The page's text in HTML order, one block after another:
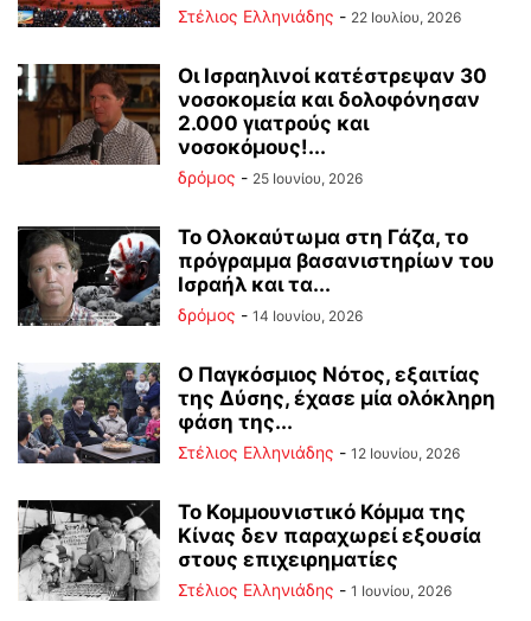
Στέλιος Ελληνιάδης - 22 Ιουλίου, 2026
Οι Ισραηλινοί κατέστρεψαν 30
νοσοκομεία και δολοφόνησαν
2.000 γιατρούς και
νοσοκόμους!...
δρόμος - 25 Ιουνίου, 2026
Το Ολοκαύτωμα στη Γάζα, το
πρόγραμμα βασανιστηρίων του
Ισραήλ και τα...
δρόμος - 14 Ιουνίου, 2026
Ο Παγκόσμιος Νότος, εξαιτίας
της Δύσης, έχασε μία ολόκληρη
φάση της...
Στέλιος Ελληνιάδης - 12 Ιουνίου, 2026
Το Κομμουνιστικό Κόμμα της
Κίνας δεν παραχωρεί εξουσία
στους επιχειρηματίες
Στέλιος Ελληνιάδης - 1 Ιουνίου, 2026